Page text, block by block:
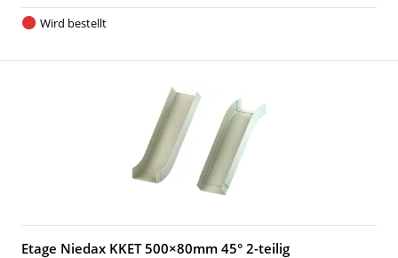
Wird bestellt
Etage Niedax KKET 500×80mm 45° 2-teilig